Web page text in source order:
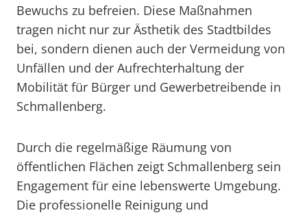
Bewuchs zu befreien. Diese Maßnahmen
tragen nicht nur zur Ästhetik des Stadtbildes
bei, sondern dienen auch der Vermeidung von
Unfällen und der Aufrechterhaltung der
Mobilität für Bürger und Gewerbetreibende in
Schmallenberg.
Durch die regelmäßige Räumung von
öffentlichen Flächen zeigt Schmallenberg sein
Engagement für eine lebenswerte Umgebung.
Die professionelle Reinigung und